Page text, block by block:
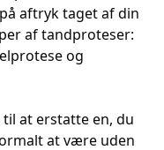
aftryk taget af din
af tandproteser:
og
at erstatte en, du
at være uden